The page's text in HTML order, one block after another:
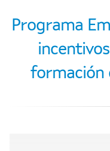
Programa
formación